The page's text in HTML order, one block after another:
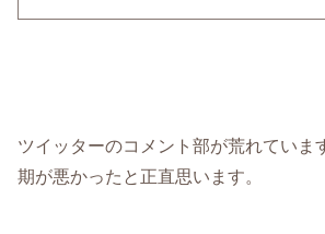
ツイッターのコメント部が荒れていま
期が悪かったと正直思います。